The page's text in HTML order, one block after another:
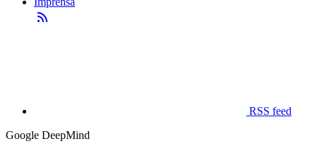
RSS feed
Google DeepMind